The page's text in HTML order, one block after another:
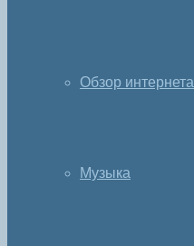
Обзор интернета
Музыка